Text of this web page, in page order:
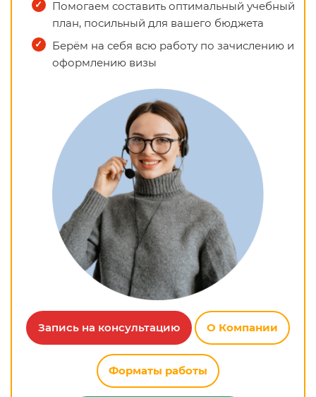
Помогаем составить оптимальный учебный
план, посильный для вашего бюджета
Берём на себя всю работу по зачислению и
оформлению визы
Запись на консультацию О Компании
Форматы работы